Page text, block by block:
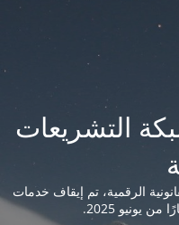
التشريعات
الرقمية، تم إيقاف خدمات
يونيو 2025.